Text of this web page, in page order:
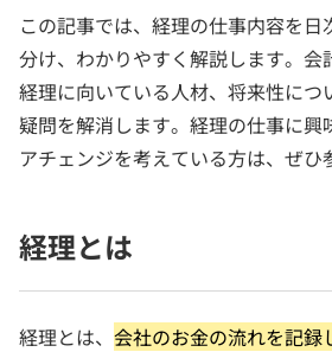
この記事では、経理の仕事内容を日
分け、わかりやすく解説します。会
経理に向いている人材、将来性につ
疑問を解消します。経理の仕事に興
アチェンジを考えている方は、ぜひ
経理とは
経理とは、 会社のお金の流れを記録